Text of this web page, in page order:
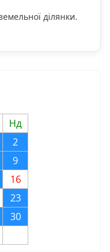
ділянки.
Нд
2
9
16
23
30